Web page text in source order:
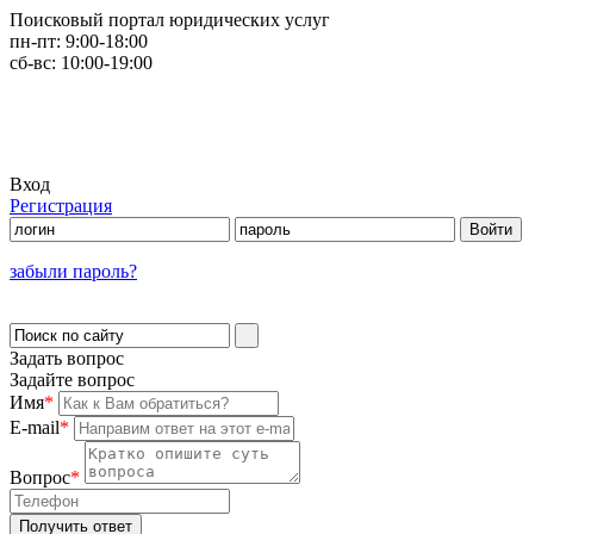
Поисковый портал юридических услуг
пн-пт: 9:00-18:00
сб-вс: 10:00-19:00
Вход
Регистрация
забыли пароль?
Задать вопрос
Задайте вопрос
Имя*
E-mail*
Вопрос*